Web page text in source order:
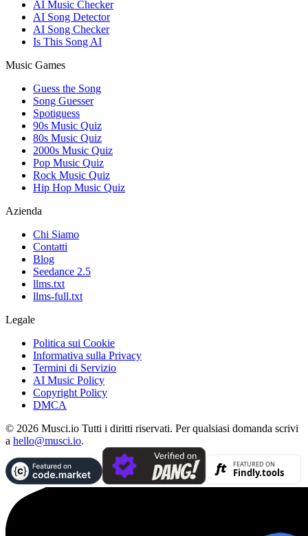
AI Music Checker
AI Song Detector
AI Song Checker
Is This Song AI
Music Games
Guess the Song
Song Guesser
Spotiguess
90s Music Quiz
80s Music Quiz
2000s Music Quiz
Pop Music Quiz
Rock Music Quiz
Hip Hop Music Quiz
Azienda
Chi Siamo
Contatti
Blog
Seedance 2.5
llms.txt
llms-full.txt
Legale
Politica sui Cookie
Informativa sulla Privacy
Termini di Servizio
AI Music Policy
Copyright Policy
DMCA
© 2026 Musci.io Tutti i diritti riservati. Per qualsiasi domanda scrivi
a hello@musci.io.